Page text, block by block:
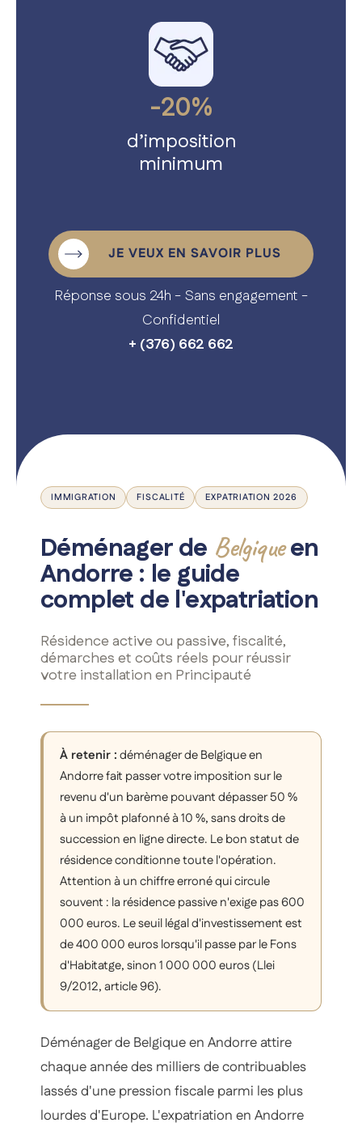
Nos expertises
A propos
Le blog
Carrière
Contactez-nous
-20%
d’imposition
minimum
JE VEUX EN SAVOIR PLUS
Réponse sous 24h - Sans engagement -
Confidentiel
+ (376) 662 662
IMMIGRATION FISCALITÉ EXPATRIATION 2026
Déménager de Belgiqueen
Andorre : le guide
complet de l'expatriation
Résidence active ou passive, fiscalité,
démarches et coûts réels pour réussir
votre installation en Principauté
À retenir :déménager de Belgique en
Andorre fait passer votre imposition sur le
revenu d'un barème pouvant dépasser 50 %
à un impôt plafonné à 10 %, sans droits de
succession en ligne directe. Le bon statut de
résidence conditionne toute l'opération.
Attention à un chiffre erroné qui circule
souvent : la résidence passive n'exige pas 600
000 euros. Le seuil légal d'investissement est
de 400 000 euros lorsqu'il passe par le Fons
d'Habitatge, sinon 1 000 000 euros (Llei
9/2012, article 96).
Déménager de Belgique en Andorre attire
chaque année des milliers de contribuables
lassés d'une pression fiscale parmi les plus
lourdes d'Europe. L'expatriation en Andorre